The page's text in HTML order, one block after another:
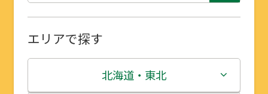
エリアで探す
北海道・東北